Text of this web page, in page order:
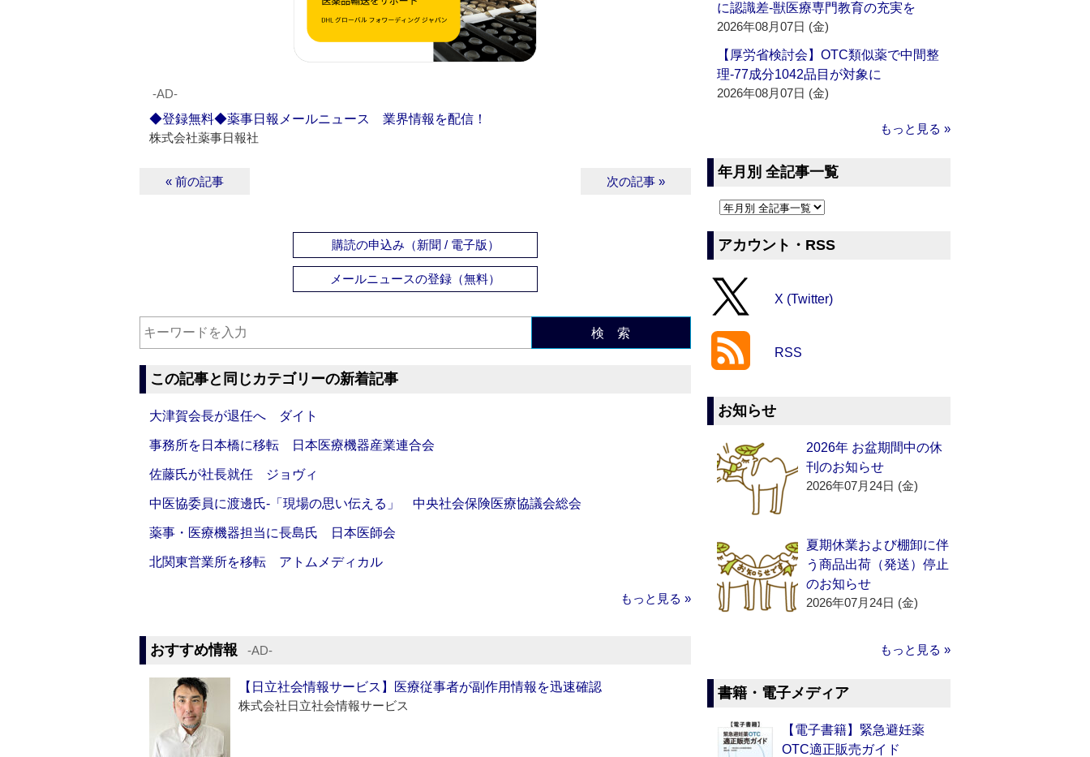
‐AD‐
◆登録無料◆薬事日報メールニュース 業界情報を配信！
株式会社薬事日報社
« 前の記事 次の記事 »
購読の申込み（新聞 / 電子版）
メールニュースの登録（無料）
検 索
この記事と同じカテゴリーの新着記事
大津賀会長が退任へ ダイト
事務所を日本橋に移転 日本医療機器産業連合会
佐藤氏が社長就任 ジョヴィ
中医協委員に渡邊氏‐「現場の思い伝える」 中央社会保険医療協議会総会
薬事・医療機器担当に長島氏 日本医師会
北関東営業所を移転 アトムメディカル
もっと見る »
おすすめ情報 ‐AD‐
【日立社会情報サービス】医療従事者が副作用情報を迅速確認
株式会社日立社会情報サービス
に認識差‐獣医療専門教育の充実を
2026年08月07日 (金)
【厚労省検討会】OTC類似薬で中間整
理‐77成分1042品目が対象に
2026年08月07日 (金)
もっと見る »
年月別 全記事一覧
アカウント・RSS
X (Twitter)
RSS
お知らせ
2026年 お盆期間中の休
刊のお知らせ
2026年07月24日 (金)
夏期休業および棚卸に伴
う商品出荷（発送）停止
のお知らせ
2026年07月24日 (金)
もっと見る »
書籍・電子メディア
【電子書籍】緊急避妊薬
OTC適正販売ガイド